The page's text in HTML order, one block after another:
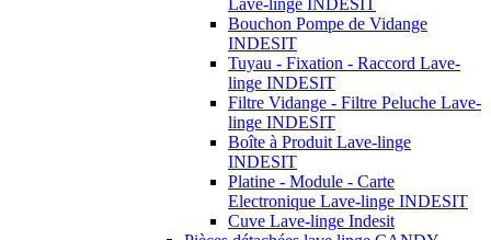
Bouchon Pompe de Vidange
INDESIT
Tuyau - Fixation - Raccord Lave-
linge INDESIT
Filtre Vidange - Filtre Peluche Lave-
linge INDESIT
Boîte à Produit Lave-linge
INDESIT
Platine - Module - Carte
Electronique Lave-linge INDESIT
Cuve Lave-linge Indesit